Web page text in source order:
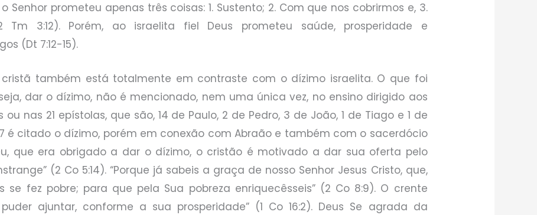
o Senhor prometeu apenas três coisas: 1. Sustento; 2. Com que nos cobrirmos e, 3.
Tm 3:12). Porém, ao israelita fiel Deus prometeu saúde, prosperidade e
(Dt 7:12-15).
também está totalmente em contraste com o dízimo israelita. O que foi
dar o dízimo, não é mencionado, nem uma única vez, no ensino dirigido aos
nas 21 epístolas, que são, 14 de Paulo, 2 de Pedro, 3 de João, 1 de Tiago e 1 de
é citado o dízimo, porém em conexão com Abraão e também com o sacerdócio
que era obrigado a dar o dízimo, o cristão é motivado a dar sua oferta pelo
(2 Co 5:14). “Porque já sabeis a graça de nosso Senhor Jesus Cristo, que,
se fez pobre; para que pela Sua pobreza enriquecêsseis” (2 Co 8:9). O crente
ajuntar, conforme a sua prosperidade” (1 Co 16:2). Deus Se agrada da